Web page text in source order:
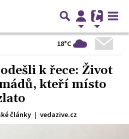
18°C
k řece: Život
kteří místo
články | vedazive.cz